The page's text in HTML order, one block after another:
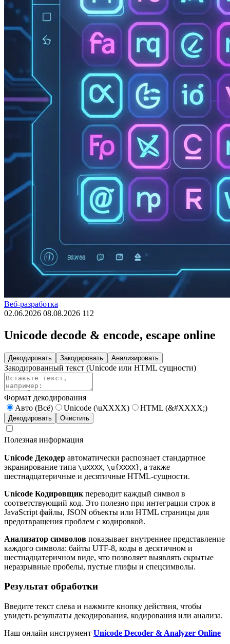
Веб-разработка
02.06.2026 08.08.2026 112
Unicode decode & encode, escape online
Декодировать Закодировать Анализировать
Закодированный текст (Unicode или HTML сущности)
Формат декодирования
Авто (Всё)
Unicode (\uXXXX) HTML (&#XXXX;)
Декодировать Очистить
Полезная информация
Unicode Декодер автоматически распознает стандартное
экранирование типа \uXXXX, \u{XXXX}, а также
шестнадцатеричные и десятичные HTML-сущности.
Unicode Кодировщик переводит каждый символ в
соответствующий код. Это полезно при интеграции строк в
JavaScript файлы, JSON объекты или HTML страницы для
предотвращения проблем с кодировкой.
Анализатор символов показывает внутреннее представление
каждого символа: байты UTF-8, коды в десятичном и
шестнадцатеричном виде, что позволяет выявлять скрытые
неразрывные пробелы, пустые глифы и спецсимволы.
Результат обработки
Введите текст слева и нажмите кнопку действия, чтобы
увидеть результаты декодирования, кодирования или анализа.
Наш онлайн инструмент Unicode Decoder & Analyzer Online